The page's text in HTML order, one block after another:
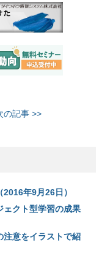
の記事 >>
年9月26日）
ェクト型学習の成果
注意をイラストで紹